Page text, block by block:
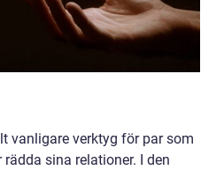
vanligare verktyg för par som
sina relationer. I den